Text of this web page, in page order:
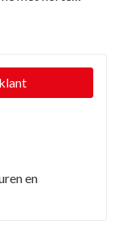
vermogen en
Kogelvormige
en